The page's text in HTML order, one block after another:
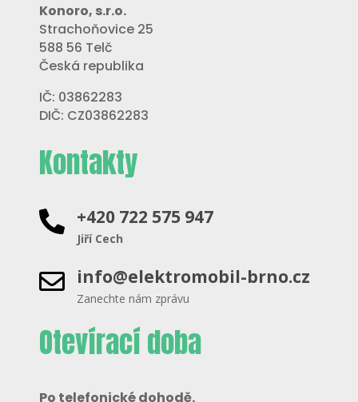
Konoro, s.r.o.
Strachoňovice 25
588 56 Telč
Česká republika
IČ: 03862283
DIČ: CZ03862283
Kontakty
 +420 722 575 947
Jiří Cech
 info@elektromobil-brno.cz
Zanechte nám zprávu
Otevírací doba
Po telefonické dohodě.